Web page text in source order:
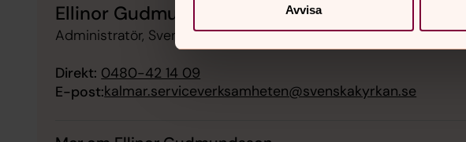
Avvisa
Ellinor Gudmundsson
Administratör, Svenska kyrkan i Kalmar
Direkt: 0480-42 14 09
E-post:kalmar.serviceverksamheten@svenskakyrkan.se